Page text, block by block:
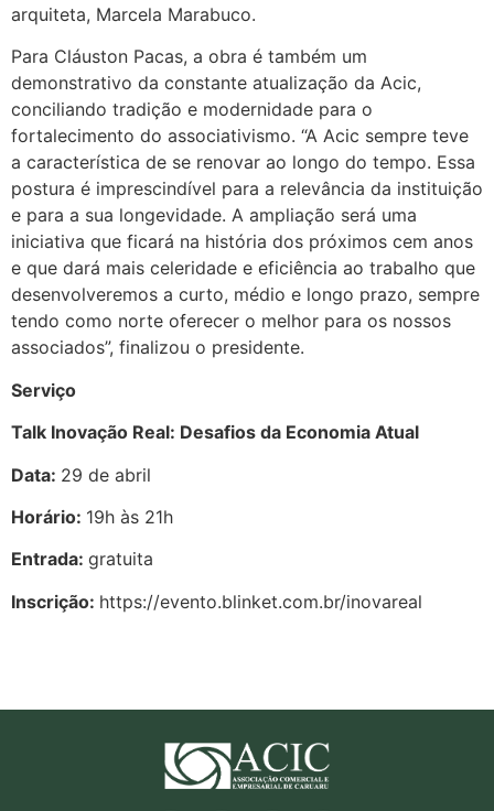
arquiteta, Marcela Marabuco.
Para Cláuston Pacas, a obra é também um
demonstrativo da constante atualização da Acic,
conciliando tradição e modernidade para o
fortalecimento do associativismo. “A Acic sempre teve
a característica de se renovar ao longo do tempo. Essa
postura é imprescindível para a relevância da instituição
e para a sua longevidade. A ampliação será uma
iniciativa que ficará na história dos próximos cem anos
e que dará mais celeridade e eficiência ao trabalho que
desenvolveremos a curto, médio e longo prazo, sempre
tendo como norte oferecer o melhor para os nossos
associados”, finalizou o presidente.
Serviço
Talk Inovação Real: Desafios da Economia Atual
Data: 29 de abril
Horário: 19h às 21h
Entrada: gratuita
Inscrição: https://evento.blinket.com.br/inovareal